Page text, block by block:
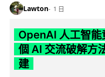
Lawton 1 日
OpenAI 人工智能
個 AI 交流破解方
建